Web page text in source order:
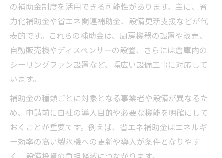
の補助金制度を活用できる可能性があります。主に、省
力化補助金や省エネ関連補助金、設備更新支援などが代
表的です。これらの補助金は、厨房機器の設置や販売、
自動販売機やディスペンサーの設置、さらには倉庫内の
シーリングファン設置など、幅広い設備工事に対応して
います。
補助金の種類ごとに対象となる事業者や設備が異なるた
め、申請前に自社の導入目的や必要な機能を明確にして
おくことが重要です。例えば、省エネ補助金はエネルギ
ー効率の高い製氷機への更新や導入が条件となりやす